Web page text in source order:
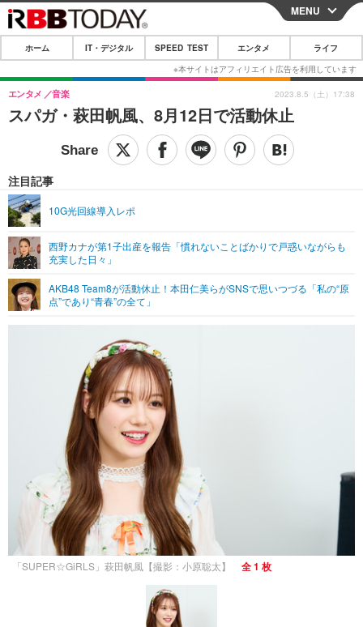
CLOSE
ホーム
IT・デジタル
IT・デジタルTOP スマートフォン
ネタ ガジェット・ツール
SPEED TEST
エンタメ
音楽 スポーツ
グラビア ブログ
ライフ
ペット ショッピング
その他
リリース一覧
プッシュ通知の停止方法
MENU
ホーム IT・デジタル SPEED TEST エンタメ ライフ
スパガ・萩田帆風、8月12日で活動休止
エンタメ 音楽
注目記事
10G光回線導入レポ
西野カナが第1子出産を報告「慣れないことばかりで戸惑いながらも
充実した日々」
AKB48 Team8が活動休止！本田仁美らがSNSで思いつづる「私の“原
点”であり“青春”の全て」
2023.8.5（土）17:38
「SUPER☆GiRLS」萩田帆風【撮影：小原聡太】 全 1 枚